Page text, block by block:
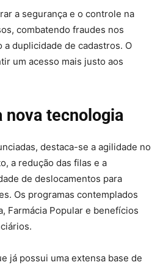
a segurança e o controle na
combatendo fraudes nos
a duplicidade de cadastros. O
um acesso mais justo aos
nova tecnologia
destaca-se a agilidade no
a redução das filas e a
de deslocamentos para
Os programas contemplados
Farmácia Popular e benefícios
já possui uma extensa base de